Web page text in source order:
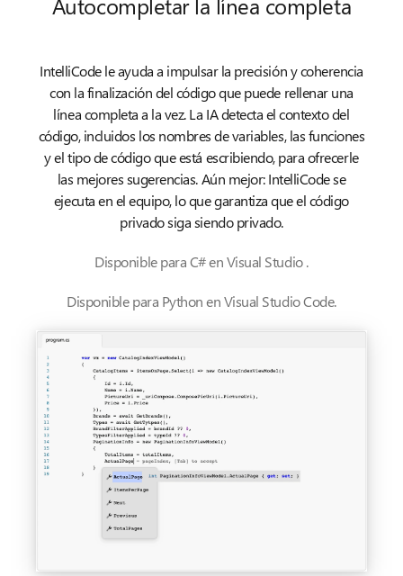
IntelliCode le ayuda a impulsar la precisión y coherencia
con la finalización del código que puede rellenar una
línea completa a la vez. La IA detecta el contexto del
código, incluidos los nombres de variables, las funciones
y el tipo de código que está escribiendo, para ofrecerle
las mejores sugerencias. Aún mejor: IntelliCode se
ejecuta en el equipo, lo que garantiza que el código
privado siga siendo privado.
Disponible para C# en Visual Studio .
Disponible para Python en Visual Studio Code.